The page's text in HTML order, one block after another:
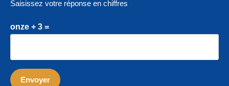
Saisissez votre réponse en chiffres
onze + 3 =